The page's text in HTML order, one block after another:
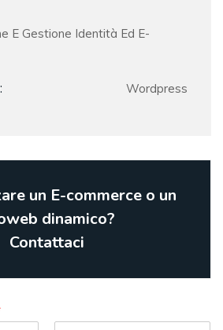
E Gestione Identità Ed E-
Wordpress
un E-commerce o un
dinamico?
Contattaci